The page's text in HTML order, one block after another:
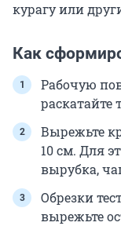
курагу или
Как
Рабочую
раскатайте
Вырежьте
10 см. Для
вырубка,
Обрезки
вырежьте